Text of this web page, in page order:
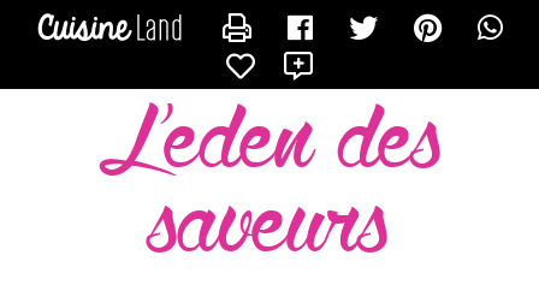
l'eden des
saveurs
CONTACTER EVE